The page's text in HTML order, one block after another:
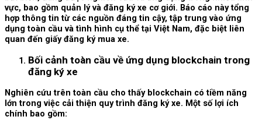
vực, bao gồm quản lý và đăng ký xe cơ giới. Báo cáo này tổng
hợp thông tin từ các nguồn đáng tin cậy, tập trung vào ứng
dụng toàn cầu và tình hình cụ thể tại Việt Nam, đặc biệt liên
quan đến giấy đăng ký mua xe.
Bối cảnh toàn cầu về ứng dụng blockchain trong
đăng ký xe
Nghiên cứu trên toàn cầu cho thấy blockchain có tiềm năng
lớn trong việc cải thiện quy trình đăng ký xe. Một số lợi ích
chính bao gồm: